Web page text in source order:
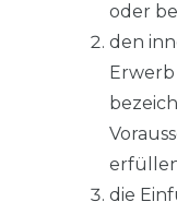
oder
den
die